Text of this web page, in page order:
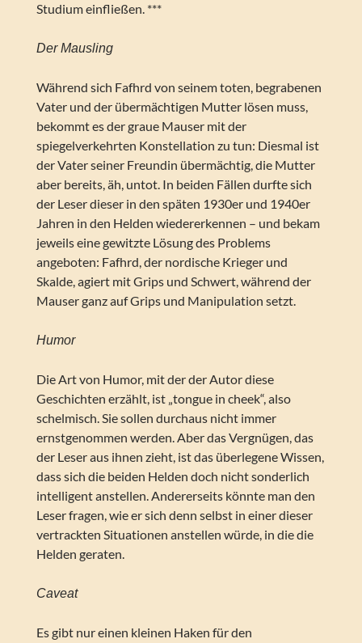
Studium einfließen. ***
Der Mausling
Während sich Fafhrd von seinem toten, begrabenen
Vater und der übermächtigen Mutter lösen muss,
bekommt es der graue Mauser mit der
spiegelverkehrten Konstellation zu tun: Diesmal ist
der Vater seiner Freundin übermächtig, die Mutter
aber bereits, äh, untot. In beiden Fällen durfte sich
der Leser dieser in den späten 1930er und 1940er
Jahren in den Helden wiedererkennen – und bekam
jeweils eine gewitzte Lösung des Problems
angeboten: Fafhrd, der nordische Krieger und
Skalde, agiert mit Grips und Schwert, während der
Mauser ganz auf Grips und Manipulation setzt.
Humor
Die Art von Humor, mit der der Autor diese
Geschichten erzählt, ist „tongue in cheek“, also
schelmisch. Sie sollen durchaus nicht immer
ernstgenommen werden. Aber das Vergnügen, das
der Leser aus ihnen zieht, ist das überlegene Wissen,
dass sich die beiden Helden doch nicht sonderlich
intelligent anstellen. Andererseits könnte man den
Leser fragen, wie er sich denn selbst in einer dieser
vertrackten Situationen anstellen würde, in die die
Helden geraten.
Caveat
Es gibt nur einen kleinen Haken für den